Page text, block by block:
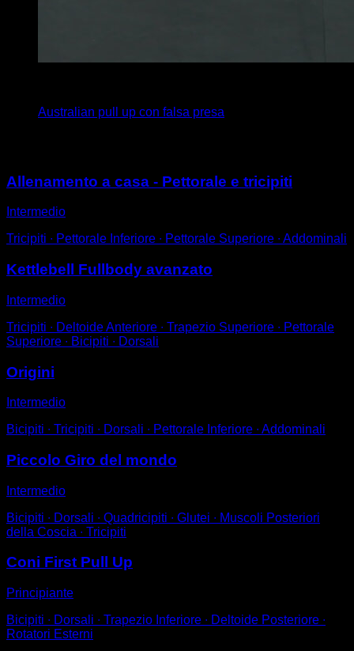
Australian pull up con falsa presa
Allenamento a casa - Pettorale e tricipiti
Intermedio
Tricipiti ∙ Pettorale Inferiore ∙ Pettorale Superiore ∙ Addominali
Kettlebell Fullbody avanzato
Intermedio
Tricipiti ∙ Deltoide Anteriore ∙ Trapezio Superiore ∙ Pettorale
Superiore ∙ Bicipiti ∙ Dorsali
Origini
Intermedio
Bicipiti ∙ Tricipiti ∙ Dorsali ∙ Pettorale Inferiore ∙ Addominali
Piccolo Giro del mondo
Intermedio
Bicipiti ∙ Dorsali ∙ Quadricipiti ∙ Glutei ∙ Muscoli Posteriori
della Coscia ∙ Tricipiti
Coni First Pull Up
Principiante
Bicipiti ∙ Dorsali ∙ Trapezio Inferiore ∙ Deltoide Posteriore ∙
Rotatori Esterni